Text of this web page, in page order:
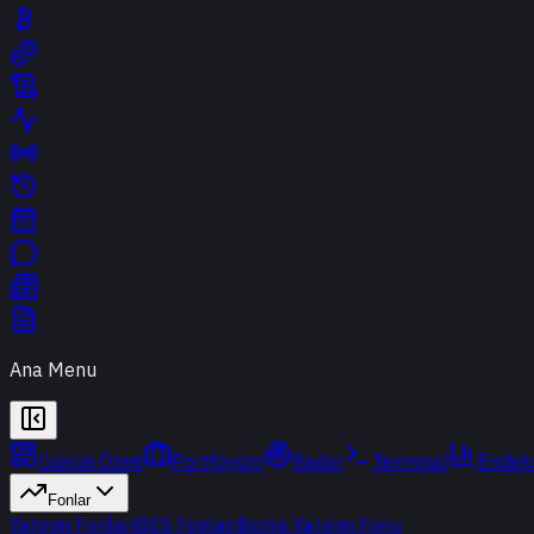
Ana Menu
Günün Özeti Portföyüm Radar Terminal
Fonlar
Yatırım FonlarıBES FonlarıBorsa Yatırım Fonu